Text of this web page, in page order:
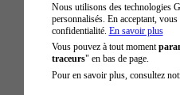
Nous utilisons des technologies
personnalisés. En acceptant,
confidentialité. En savoir plus
Vous pouvez à tout moment
traceurs" en bas de page.
Pour en savoir plus, consultez